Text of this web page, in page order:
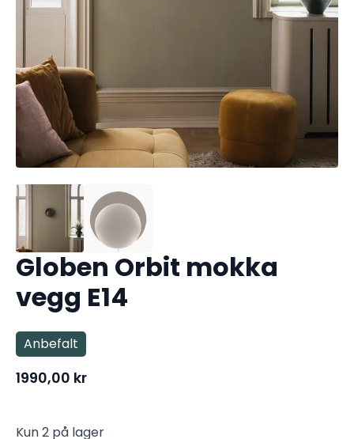
Globen Orbit mokka
vegg E14
Anbefalt
1990,00 kr
Kun 2 på lager